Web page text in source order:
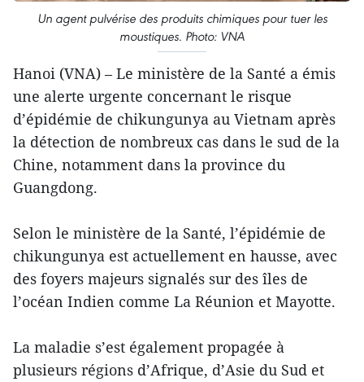
Un agent pulvérise des produits chimiques pour tuer les
moustiques. Photo: VNA
Hanoi (VNA) – Le ministère de la Santé a émis
une alerte urgente concernant le risque
d’épidémie de chikungunya au Vietnam après
la détection de nombreux cas dans le sud de la
Chine, notamment dans la province du
Guangdong.
Selon le ministère de la Santé, l’épidémie de
chikungunya est actuellement en hausse, avec
des foyers majeurs signalés sur des îles de
l’océan Indien comme La Réunion et Mayotte.
La maladie s’est également propagée à
plusieurs régions d’Afrique, d’Asie du Sud et